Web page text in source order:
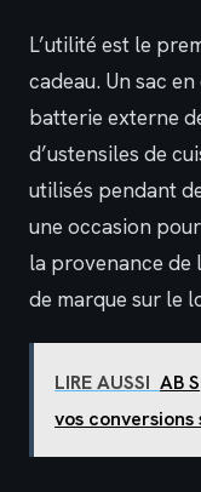
L’utilité est le
cadeau. Un sac
batterie externe
d’ustensiles de
utilisés pendant
une occasion
la provenance de
de marque sur le
LIRE AUSSI AB
vos